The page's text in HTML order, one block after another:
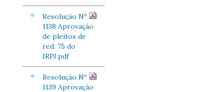
Resolução Nº
1138 Aprovação
de pleitos de
red. 75 do
IRPJ.pdf
Resolução Nº
1139 Aprovação